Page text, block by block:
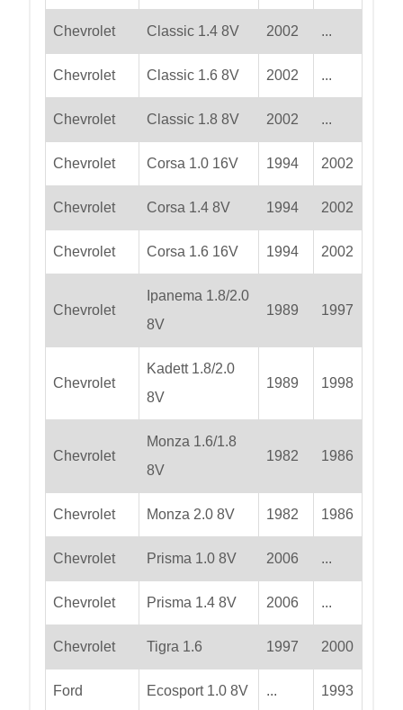
Chevrolet Classic 1.4 8V 2002 ...
Chevrolet Classic 1.6 8V 2002 ...
Chevrolet Classic 1.8 8V 2002 ...
Chevrolet Corsa 1.0 16V 1994 2002
Chevrolet Corsa 1.4 8V 1994 2002
Chevrolet Corsa 1.6 16V 1994 2002
Chevrolet
Ipanema 1.8/2.0
8V
1989 1997
Chevrolet
Kadett 1.8/2.0
8V
1989 1998
Chevrolet
Monza 1.6/1.8
8V
1982 1986
Chevrolet Monza 2.0 8V 1982 1986
Chevrolet Prisma 1.0 8V 2006 ...
Chevrolet Prisma 1.4 8V 2006 ...
Chevrolet Tigra 1.6 1997 2000
Ford Ecosport 1.0 8V ... 1993